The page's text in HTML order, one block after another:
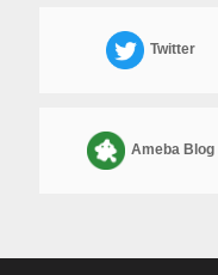
Twitter
Ameba Blog